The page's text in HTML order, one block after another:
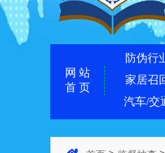
网 站
首 页
防伪行
家居召
汽车/交